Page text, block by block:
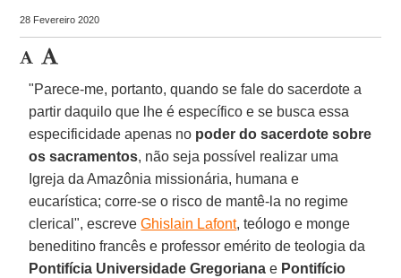
28 Fevereiro 2020
"Parece-me, portanto, quando se fale do sacerdote a
partir daquilo que lhe é específico e se busca essa
especificidade apenas no poder do sacerdote sobre
os sacramentos, não seja possível realizar uma
Igreja da Amazônia missionária, humana e
eucarística; corre-se o risco de mantê-la no regime
clerical", escreveGhislain Lafont, teólogo e monge
beneditino francês e professor emérito de teologia da
Pontifícia Universidade Gregoriana e Pontifício